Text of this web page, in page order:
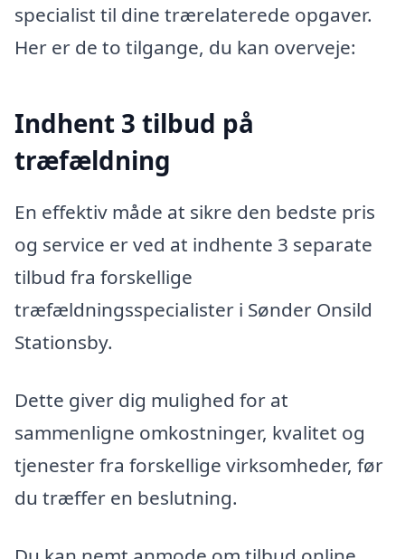
specialist til dine trærelaterede opgaver.
Her er de to tilgange, du kan overveje:
Indhent 3 tilbud på
træfældning
En effektiv måde at sikre den bedste pris
og service er ved at indhente 3 separate
tilbud fra forskellige
træfældningsspecialister i Sønder Onsild
Stationsby.
Dette giver dig mulighed for at
sammenligne omkostninger, kvalitet og
tjenester fra forskellige virksomheder, før
du træffer en beslutning.